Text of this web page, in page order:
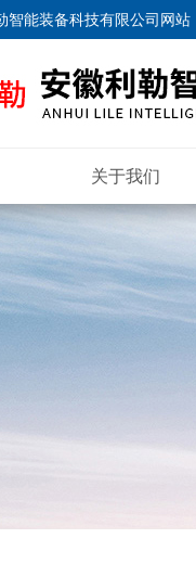
智能装备科技有限公司网站
关于我们